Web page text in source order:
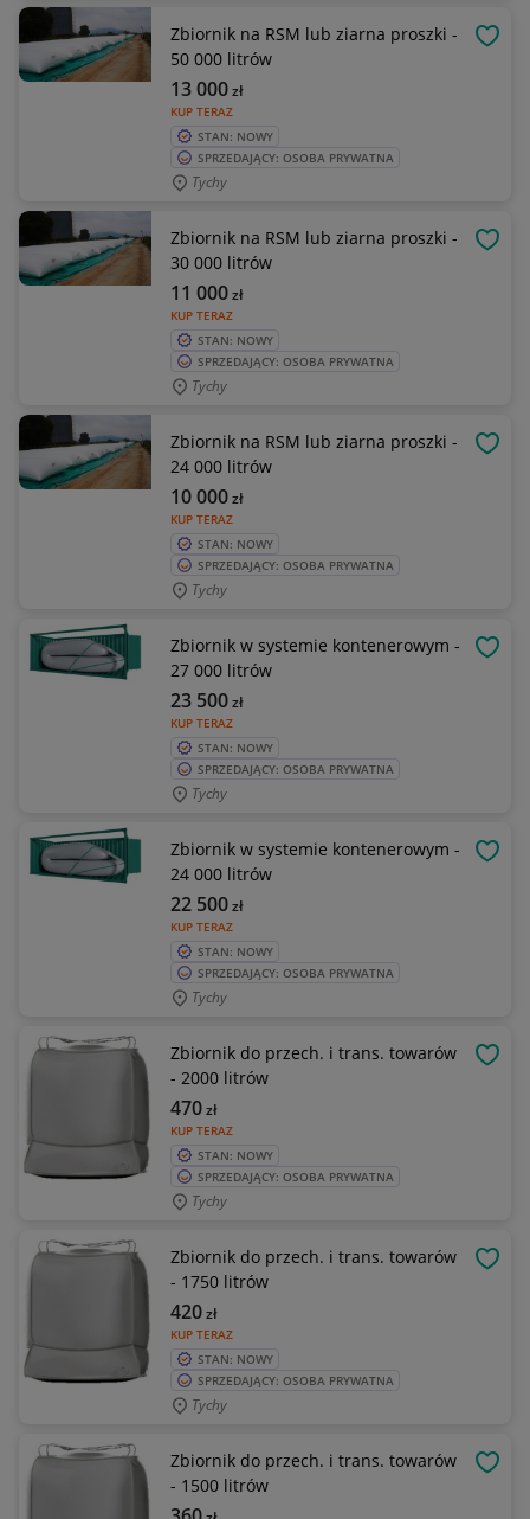
Zbiornik na RSM lub ziarna proszki -
50 000 litrów
KUP TERAZ
13 000zł
STAN: NOWY
SPRZEDAJĄCY: OSOBA PRYWATNA
Tychy
Zbiornik na RSM lub ziarna proszki -
30 000 litrów
KUP TERAZ
11 000zł
STAN: NOWY
SPRZEDAJĄCY: OSOBA PRYWATNA
Tychy
Zbiornik na RSM lub ziarna proszki -
24 000 litrów
KUP TERAZ
10 000zł
STAN: NOWY
SPRZEDAJĄCY: OSOBA PRYWATNA
Tychy
Zbiornik w systemie kontenerowym -
27 000 litrów
KUP TERAZ
23 500zł
STAN: NOWY
SPRZEDAJĄCY: OSOBA PRYWATNA
Tychy
Zbiornik w systemie kontenerowym -
24 000 litrów
KUP TERAZ
22 500zł
STAN: NOWY
SPRZEDAJĄCY: OSOBA PRYWATNA
Tychy
Zbiornik do przech. i trans. towarów
- 2000 litrów
KUP TERAZ
470zł
STAN: NOWY
SPRZEDAJĄCY: OSOBA PRYWATNA
Tychy
Zbiornik do przech. i trans. towarów
- 1750 litrów
KUP TERAZ
420zł
STAN: NOWY
SPRZEDAJĄCY: OSOBA PRYWATNA
Tychy
Zbiornik do przech. i trans. towarów
- 1500 litrów